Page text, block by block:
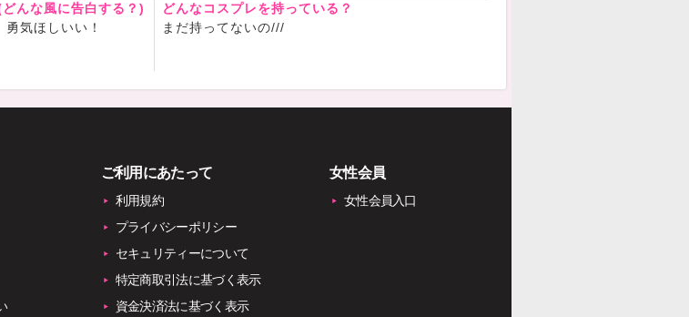
んな風に告白する？)
気ほしいい！
どんなコスプレを持っている？
まだ持ってないの///
ご利用にあたって
利用規約
プライバシーポリシー
セキュリティーについて
特定商取引法に基づく表示
資金決済法に基づく表示
女性会員
女性会員入口